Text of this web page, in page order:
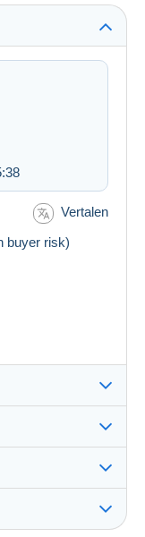
Vertalen
buyer risk)